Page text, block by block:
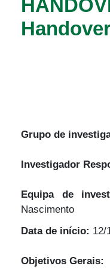
Grupo de
Investigador
Equipa de
Nascimento
Data de início: 12/
Objetivos Gerais: